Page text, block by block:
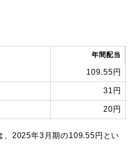
年間配当
109.55円
31円
20円
、2025年3月期の109.55円とい